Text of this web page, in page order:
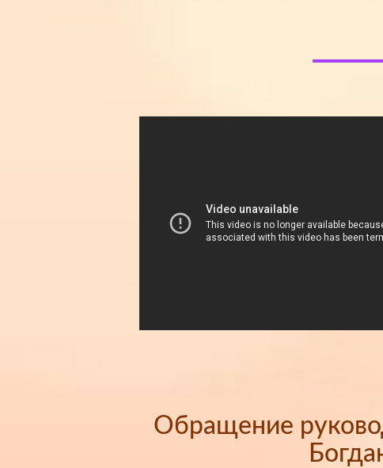
Обращение